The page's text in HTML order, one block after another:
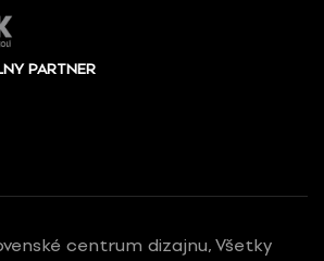
PARTNER
centrum dizajnu, Všetky